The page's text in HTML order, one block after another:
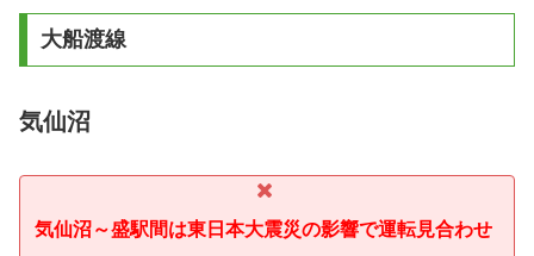
大船渡線
気仙沼
気仙沼～盛駅間は東日本大震災の影響で運転見合わせ